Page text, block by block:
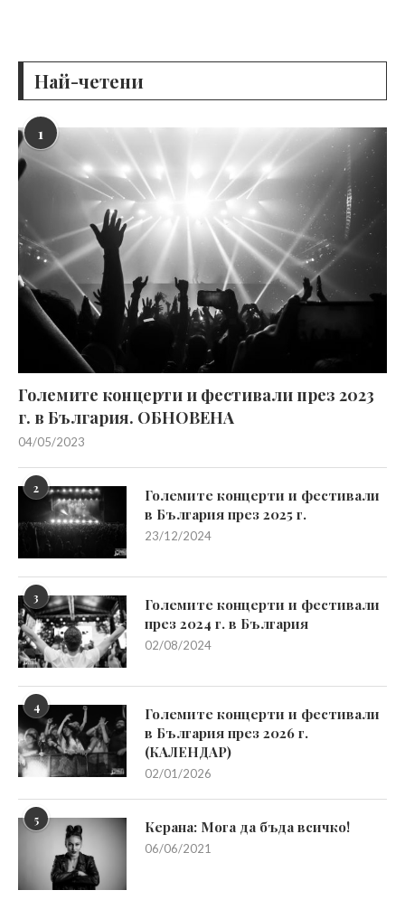
Най-четени
1
Големите концерти и фестивали през 2023
г. в България. ОБНОВЕНА
04/05/2023
2
Големите концерти и фестивали
в България през 2025 г.
23/12/2024
3
Големите концерти и фестивали
през 2024 г. в България
02/08/2024
4
Големите концерти и фестивали
в България през 2026 г.
(КАЛЕНДАР)
02/01/2026
5 Керана: Мога да бъда всичко!
06/06/2021